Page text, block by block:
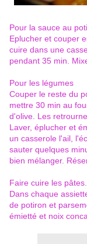
Pour la sauce au
Eplucher et couper
cuire dans une
pendant 35 min.
Pour les légumes
Couper le reste du
mettre 30 min au
d'olive. Les
Laver, éplucher et
un casserole l'ail,
sauter quelques
bien mélanger.
Faire cuire les pâtes.
Dans chaque
de potiron et
émietté et noix